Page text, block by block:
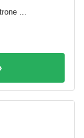
...